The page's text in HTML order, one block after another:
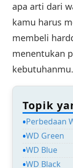
apa arti dari
kamu harus
membeli
menentukan
kebutuhanmu.
Topik
Perbedaan
WD Green
WD Blue
WD Black